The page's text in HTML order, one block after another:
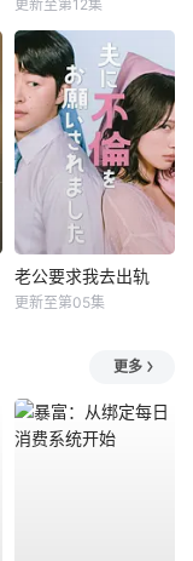
更新至第12集
老公要求我去出轨
更新至第05集
更多